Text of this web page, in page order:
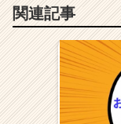
関連記事